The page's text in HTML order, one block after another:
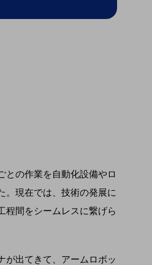
との作業を自動化設備やロ
。現在では、技術の発展に
程間をシームレスに繋げら
が出てきて、アームロボッ